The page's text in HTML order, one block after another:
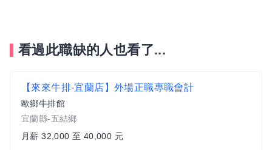
看過此職缺的人也看了...
【來來牛排-宜蘭店】外場正職專職會計
歐鄉牛排館
宜蘭縣-五結鄉
月薪 32,000 至 40,000 元